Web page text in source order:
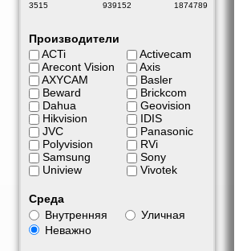
3515 939152 1874789
Производители
ACTi
Arecont Vision
AXYCAM
Beward
Dahua
Hikvision
JVC
Polyvision
Samsung
Uniview
Activecam
Axis
Basler
Brickcom
Geovision
IDIS
Panasonic
RVi
Sony
Vivotek
Среда
Внутренняя
Уличная
Неважно